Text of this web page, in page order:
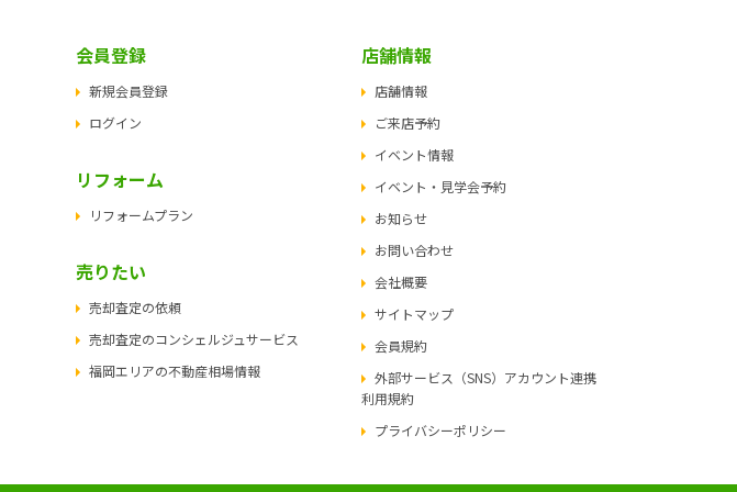
会員登録
新規会員登録
ログイン
リフォーム
リフォームプラン
売りたい
売却査定の依頼
売却査定のコンシェルジュサービス
福岡エリアの不動産相場情報
店舗情報
店舗情報
ご来店予約
イベント情報
イベント・見学会予約
お知らせ
お問い合わせ
会社概要
サイトマップ
会員規約
外部サービス（SNS）アカウント連携
利用規約
プライバシーポリシー